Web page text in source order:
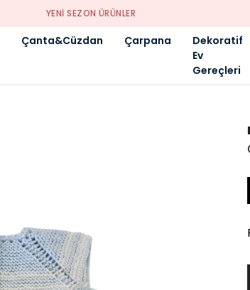
YENI SEZON ÜRÜNLER
Çanta&Cüzdan Çarpana
Dekoratif
Ev
Gereçleri